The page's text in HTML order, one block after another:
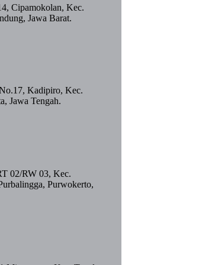
Cipamokolan, Kec.
Jawa Barat.
Kadipiro, Kec.
Jawa Tengah.
02/RW 03, Kec.
Purwokerto,